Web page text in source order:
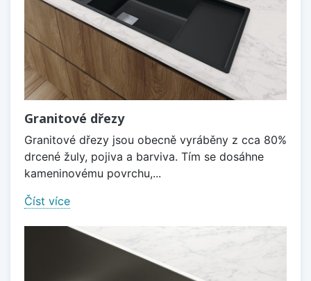
Granitové dřezy
Granitové dřezy jsou obecně vyráběny z cca 80%
drcené žuly, pojiva a barviva. Tím se dosáhne
kameninovému povrchu,...
Číst více